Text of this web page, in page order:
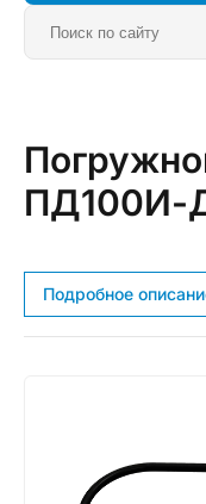
Главная Датчики
ПД100И-
Подробное